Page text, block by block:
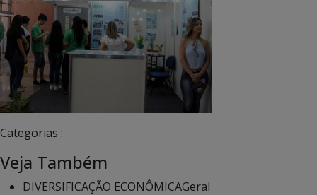
Categorias :
Veja Também
DIVERSIFICAÇÃO ECONÔMICAGeral